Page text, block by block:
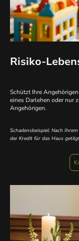
Risiko-
Schützt Ihre
eines Darlehen oder nur
Angehörigen.
Schadensbeispiel: Nach
der Kredit für das Haus